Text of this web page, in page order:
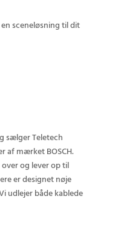
sceneløsning til dit
sælger Teletech
af mærket BOSCH.
og lever op til
er designet nøje
udlejer både kablede